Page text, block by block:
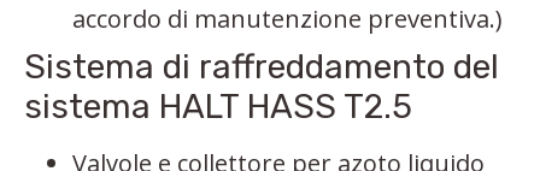
accordo di manutenzione preventiva.)
Sistema di raffreddamento del
sistema HALT HASS T2.5
Valvole e collettore per azoto liquido